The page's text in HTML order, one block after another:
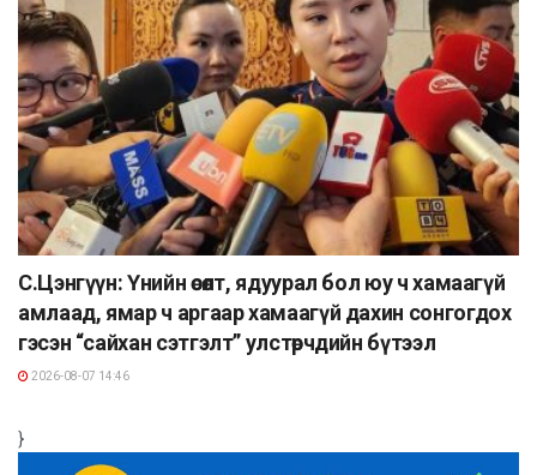
С.Цэнгүүн: Үнийн өсөлт, ядуурал бол юу ч хамаагүй
амлаад, ямар ч аргаар хамаагүй дахин сонгогдох
гэсэн “сайхан сэтгэлт” улстөрчдийн бүтээл
2026-08-07 14:46
}